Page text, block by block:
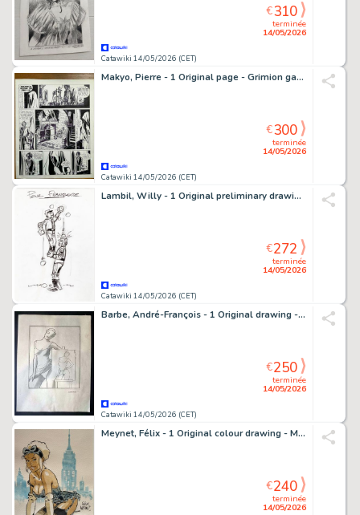
Catawiki 14/05/2026 (CET)
terminée
14/05/2026
€310
Makyo, Pierre - 1 Original page - Grimion gant de cuir T3 - La Petite Mort, planche 26 - 1987
Catawiki 14/05/2026 (CET)
terminée
14/05/2026
€300
Lambil, Willy - 1 Original preliminary drawing - Les Tuniques Bleues - Projet de couverture Spirou - 2014
Catawiki 14/05/2026 (CET)
terminée
14/05/2026
€272
Barbe, André-François - 1 Original drawing - Humour - Portrait d’une inconnue - 1990
Catawiki 14/05/2026 (CET)
terminée
14/05/2026
€250
Meynet, Félix - 1 Original colour drawing - Mirabelle à New-York
terminée
14/05/2026
€240